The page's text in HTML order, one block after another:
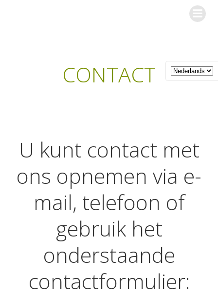
CONTACT
U kunt contact met
ons opnemen via e-
mail, telefoon of
gebruik het
onderstaande
contactformulier: